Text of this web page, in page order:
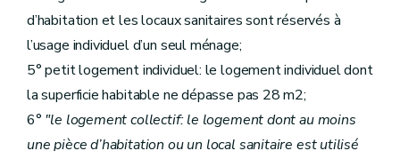
Sous-section 2 Des conditions d'octroi et du calcul des aides
Art. 35
Art. 36
Art. 37
Art. 38
Art.38 bis
Sous-section 3 De la procédure
Art. 39
d’habitation et les locaux sanitaires sont réservés à
l’usage individuel d’un seul ménage;
5° petit logement individuel: le logement individuel dont
la superficie habitable ne dépasse pas 28 m2;
6° "le logement collectif: le logement dont au moins
une pièce d’habitation ou un local sanitaire est utilisé